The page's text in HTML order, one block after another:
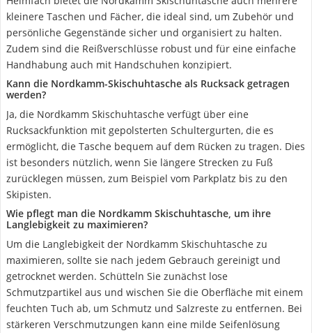
kleinere Taschen und Fächer, die ideal sind, um Zubehör und
persönliche Gegenstände sicher und organisiert zu halten.
Zudem sind die Reißverschlüsse robust und für eine einfache
Handhabung auch mit Handschuhen konzipiert.
Kann die Nordkamm-Skischuhtasche als Rucksack getragen
werden?
Ja, die Nordkamm Skischuhtasche verfügt über eine
Rucksackfunktion mit gepolsterten Schultergurten, die es
ermöglicht, die Tasche bequem auf dem Rücken zu tragen. Dies
ist besonders nützlich, wenn Sie längere Strecken zu Fuß
zurücklegen müssen, zum Beispiel vom Parkplatz bis zu den
Skipisten.
Wie pflegt man die Nordkamm Skischuhtasche, um ihre
Langlebigkeit zu maximieren?
Um die Langlebigkeit der Nordkamm Skischuhtasche zu
maximieren, sollte sie nach jedem Gebrauch gereinigt und
getrocknet werden. Schütteln Sie zunächst lose
Schmutzpartikel aus und wischen Sie die Oberfläche mit einem
feuchten Tuch ab, um Schmutz und Salzreste zu entfernen. Bei
stärkeren Verschmutzungen kann eine milde Seifenlösung